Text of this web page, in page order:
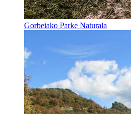
Gorbeiako Parke Naturala